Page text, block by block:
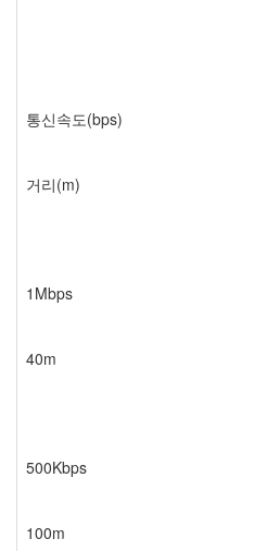
통신속도(bps)
거리(m)
1Mbps
40m
500Kbps
100m